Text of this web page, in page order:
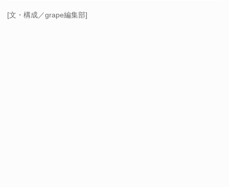
[文・構成／grape編集部]